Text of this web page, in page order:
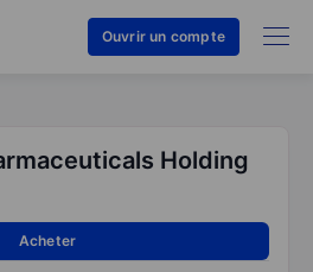
Ouvrir un compte
Holding
Acheter